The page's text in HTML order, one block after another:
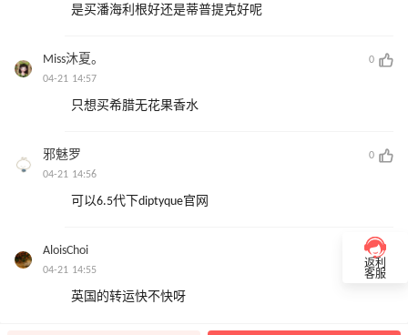
是买潘海利根好还是蒂普提克好呢
Miss沐夏。
0
04-21 14:57
只想买希腊无花果香水
邪魅罗
0
04-21 14:56
可以6.5代下diptyque官网
AloisChoi
0
04-21 14:55
英国的转运快不快呀
返利
客服